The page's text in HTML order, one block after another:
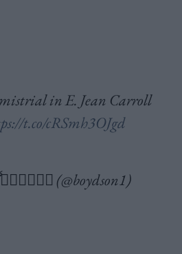
in E. Jean Carroll
t.co/cRSmh3OJgd
(@boydson1)